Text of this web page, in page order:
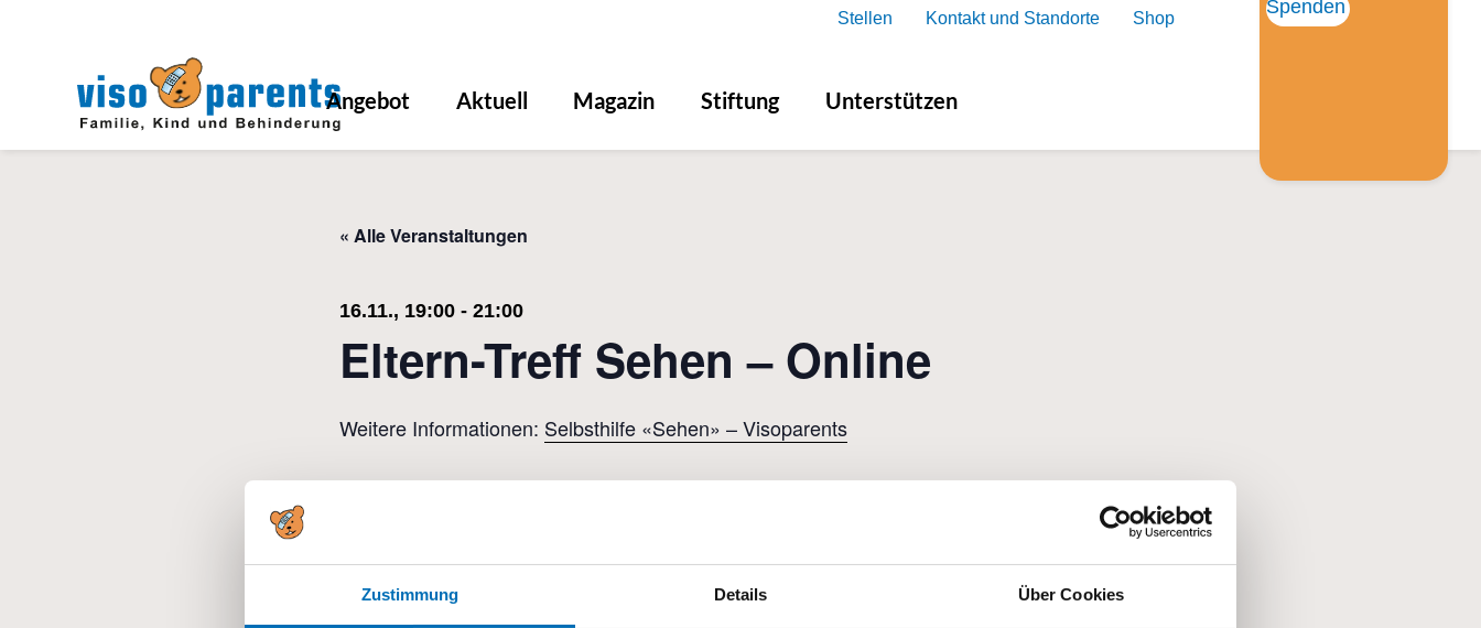
Zustimmung Details Über Cookies
Stellen Kontakt und Standorte Shop
Angebot Aktuell Magazin Stiftung Unterstützen
Spenden
« Alle Veranstaltungen
16.11., 19:00 - 21:00
Eltern-Treff Sehen – Online
Weitere Informationen: Selbsthilfe «Sehen» – Visoparents